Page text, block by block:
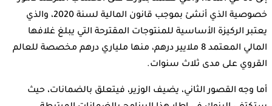
خصوصية الذي أنشئ بموجب قانون المالية لسنة 2020، والذي
يعتبر الركيزة الأساسية للمنتوجات المقترحة التي يبلغ غلافها
المالي المعتمد 8 ملايير درهم، منها ملياري درهم مخصصة للعالم
القروي على مدى ثلاث سنوات.
أما وجه القصور الثاني، يضيف الوزير، فيتعلق بالضمانات، حيث